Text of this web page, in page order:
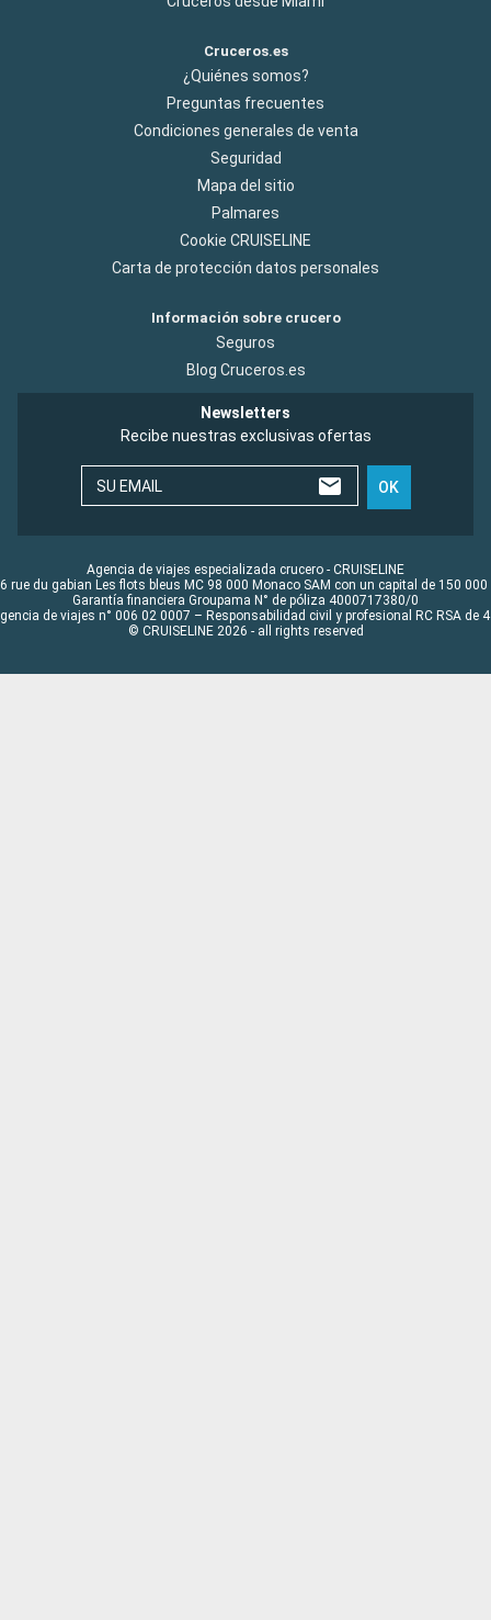
Cruceros.es
¿Quiénes somos?
Preguntas frecuentes
Condiciones generales de venta
Seguridad
Mapa del sitio
Palmares
Cookie CRUISELINE
Carta de protección datos personales
Información sobre crucero
Seguros
Blog Cruceros.es
Newsletters
Recibe nuestras exclusivas ofertas
SU EMAIL OK
Agencia de viajes especializada crucero - CRUISELINE
rue du gabian Les flots bleus MC 98 000 Monaco SAM con un capital de 150 000
Garantía financiera Groupama N° de póliza 4000717380/0
de viajes n° 006 02 0007 – Responsabilidad civil y profesional RC RSA de
© CRUISELINE 2026 - all rights reserved